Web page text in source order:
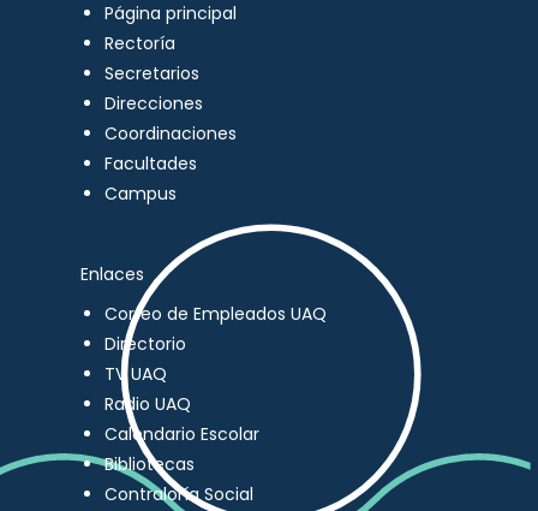
Página principal
Rectoría
Secretarios
Direcciones
Coordinaciones
Facultades
Campus
Enlaces
Correo de Empleados UAQ
Directorio
TV UAQ
Radio UAQ
Calendario Escolar
Bibliotecas
Contraloría Social